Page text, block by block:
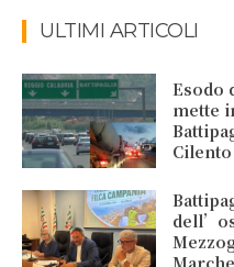
ULTIMI ARTICOLI
Esodo
mette
Cilento